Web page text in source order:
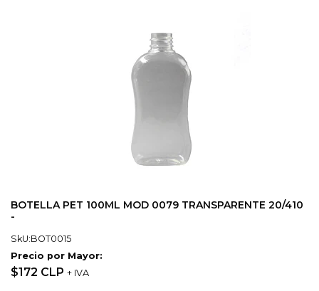
BOTELLA PET 100ML MOD 0079 TRANSPARENTE 20/410
-
SkU:BOT0015
Precio por Mayor:
$172 CLP + IVA